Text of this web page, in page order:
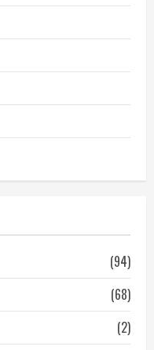
(94)
(68)
(2)